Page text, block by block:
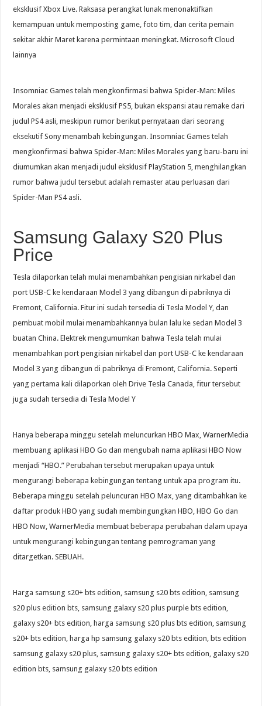
eksklusif Xbox Live. Raksasa perangkat lunak menonaktifkan
kemampuan untuk memposting game, foto tim, dan cerita pemain
sekitar akhir Maret karena permintaan meningkat. Microsoft Cloud
lainnya
Insomniac Games telah mengkonfirmasi bahwa Spider-Man: Miles
Morales akan menjadi eksklusif PS5, bukan ekspansi atau remake dari
judul PS4 asli, meskipun rumor berikut pernyataan dari seorang
eksekutif Sony menambah kebingungan. Insomniac Games telah
mengkonfirmasi bahwa Spider-Man: Miles Morales yang baru-baru ini
diumumkan akan menjadi judul eksklusif PlayStation 5, menghilangkan
rumor bahwa judul tersebut adalah remaster atau perluasan dari
Spider-Man PS4 asli.
Samsung Galaxy S20 Plus
Price
Tesla dilaporkan telah mulai menambahkan pengisian nirkabel dan
port USB-C ke kendaraan Model 3 yang dibangun di pabriknya di
Fremont, California. Fitur ini sudah tersedia di Tesla Model Y, dan
pembuat mobil mulai menambahkannya bulan lalu ke sedan Model 3
buatan China. Elektrek mengumumkan bahwa Tesla telah mulai
menambahkan port pengisian nirkabel dan port USB-C ke kendaraan
Model 3 yang dibangun di pabriknya di Fremont, California. Seperti
yang pertama kali dilaporkan oleh Drive Tesla Canada, fitur tersebut
juga sudah tersedia di Tesla Model Y
Hanya beberapa minggu setelah meluncurkan HBO Max, WarnerMedia
membuang aplikasi HBO Go dan mengubah nama aplikasi HBO Now
menjadi “HBO.” Perubahan tersebut merupakan upaya untuk
mengurangi beberapa kebingungan tentang untuk apa program itu.
Beberapa minggu setelah peluncuran HBO Max, yang ditambahkan ke
daftar produk HBO yang sudah membingungkan HBO, HBO Go dan
HBO Now, WarnerMedia membuat beberapa perubahan dalam upaya
untuk mengurangi kebingungan tentang pemrograman yang
ditargetkan. SEBUAH.
Harga samsung s20+ bts edition, samsung s20 bts edition, samsung
s20 plus edition bts, samsung galaxy s20 plus purple bts edition,
galaxy s20+ bts edition, harga samsung s20 plus bts edition, samsung
s20+ bts edition, harga hp samsung galaxy s20 bts edition, bts edition
samsung galaxy s20 plus, samsung galaxy s20+ bts edition, galaxy s20
edition bts, samsung galaxy s20 bts edition